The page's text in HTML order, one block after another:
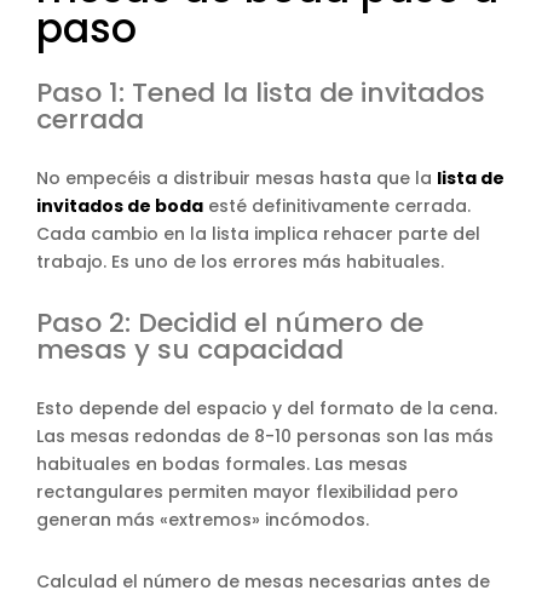
paso
Paso 1: Tened la lista de invitados
cerrada
No empecéis a distribuir mesas hasta que la lista de
invitados de boda esté definitivamente cerrada.
Cada cambio en la lista implica rehacer parte del
trabajo. Es uno de los errores más habituales.
Paso 2: Decidid el número de
mesas y su capacidad
Esto depende del espacio y del formato de la cena.
Las mesas redondas de 8-10 personas son las más
habituales en bodas formales. Las mesas
rectangulares permiten mayor flexibilidad pero
generan más «extremos» incómodos.
Calculad el número de mesas necesarias antes de